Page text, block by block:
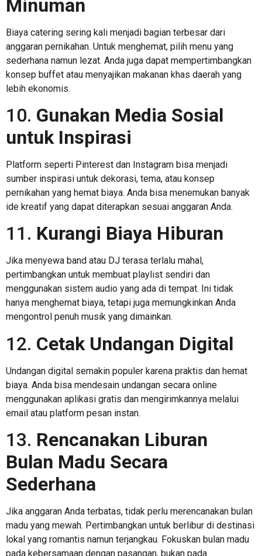
Minuman
Biaya catering sering kali menjadi bagian terbesar dari
anggaran pernikahan. Untuk menghemat, pilih menu yang
sederhana namun lezat. Anda juga dapat mempertimbangkan
konsep buffet atau menyajikan makanan khas daerah yang
lebih ekonomis.
10. Gunakan Media Sosial
untuk Inspirasi
Platform seperti Pinterest dan Instagram bisa menjadi
sumber inspirasi untuk dekorasi, tema, atau konsep
pernikahan yang hemat biaya. Anda bisa menemukan banyak
ide kreatif yang dapat diterapkan sesuai anggaran Anda.
11. Kurangi Biaya Hiburan
Jika menyewa band atau DJ terasa terlalu mahal,
pertimbangkan untuk membuat playlist sendiri dan
menggunakan sistem audio yang ada di tempat. Ini tidak
hanya menghemat biaya, tetapi juga memungkinkan Anda
mengontrol penuh musik yang dimainkan.
12. Cetak Undangan Digital
Undangan digital semakin populer karena praktis dan hemat
biaya. Anda bisa mendesain undangan secara online
menggunakan aplikasi gratis dan mengirimkannya melalui
email atau platform pesan instan.
13. Rencanakan Liburan
Bulan Madu Secara
Sederhana
Jika anggaran Anda terbatas, tidak perlu merencanakan bulan
madu yang mewah. Pertimbangkan untuk berlibur di destinasi
lokal yang romantis namun terjangkau. Fokuskan bulan madu
pada kebersamaan dengan pasangan, bukan pada